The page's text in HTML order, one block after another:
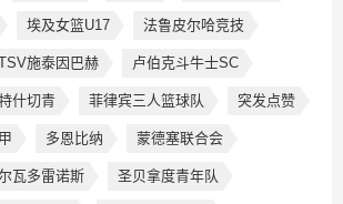
埃及女篮U17 法鲁皮尔哈竞技
施泰因巴赫 卢伯克斗牛士SC
什切青 菲律宾三人篮球队 突发点赞
多恩比纳 蒙德塞联合会
瓦多雷诺斯 圣贝拿度青年队